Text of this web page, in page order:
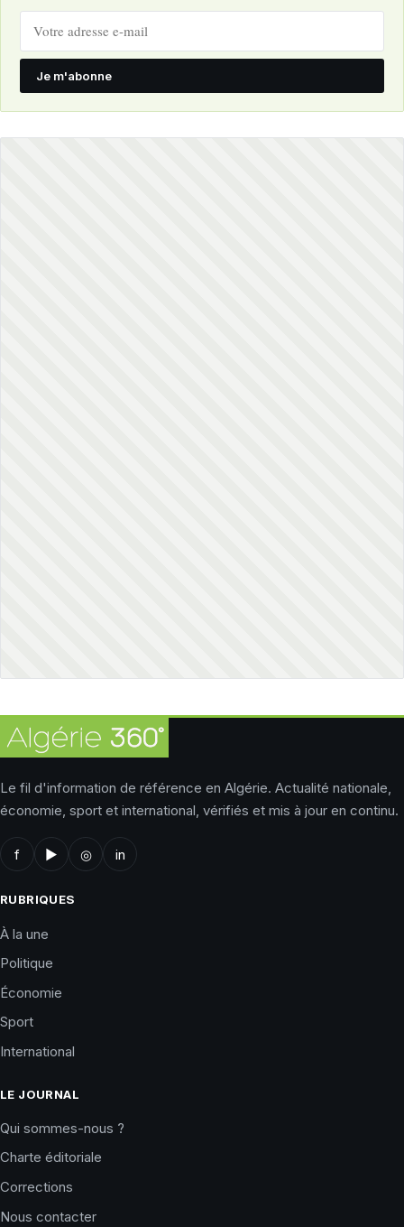
Je m'abonne
Le fil d'information de référence en Algérie. Actualité nationale,
économie, sport et international, vérifiés et mis à jour en continu.
f ▶ ◎ in
RUBRIQUES
À la une
Politique
Économie
Sport
International
LE JOURNAL
Qui sommes-nous ?
Charte éditoriale
Corrections
Nous contacter